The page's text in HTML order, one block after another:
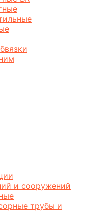
и сооружений
трубы и